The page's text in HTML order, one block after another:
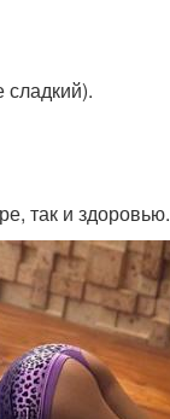
так и здоровью.